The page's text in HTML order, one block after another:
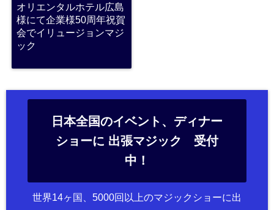
オリエンタルホテル広島
様にて企業様50周年祝賀
会でイリュージョンマジ
ック
日本全国のイベント、ディナー
ショーに 出張マジック 受付
中！
世界14ヶ国、5000回以上のマジックショーに出